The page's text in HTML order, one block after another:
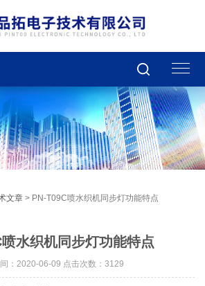
文章 > PN-T09C喷水织机同步灯功能特点
水织机同步灯功能特点
：2020-06-09 点击次数：3129